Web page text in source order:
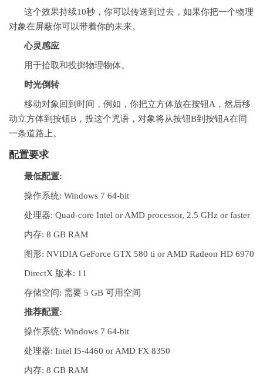
这个效果持续10秒，你可以传送到过去，如果你把一个物理
对象在屏蔽你可以带着你的未来。
心灵感应
用于拾取和投掷物理物体。
时光倒转
移动对象回到时间，例如，你把立方体放在按钮A，然后移
动立方体到按钮B，投这个咒语，对象将从按钮B到按钮A在同
一条道路上。
配置要求
最低配置:
操作系统: Windows 7 64-bit
处理器: Quad-core Intel or AMD processor, 2.5 GHz or faster
内存: 8 GB RAM
图形: NVIDIA GeForce GTX 580 ti or AMD Radeon HD 6970
DirectX 版本: 11
存储空间: 需要 5 GB 可用空间
推荐配置:
操作系统: Windows 7 64-bit
处理器: Intel I5-4460 or AMD FX 8350
内存: 8 GB RAM